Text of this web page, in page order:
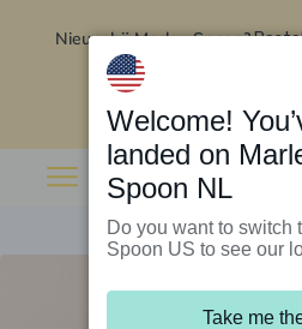
Nieuw bij Marley Spoon?
Welcome!
landed on
Spoon NL
Do you want to switch
Spoon US to see our
Take me